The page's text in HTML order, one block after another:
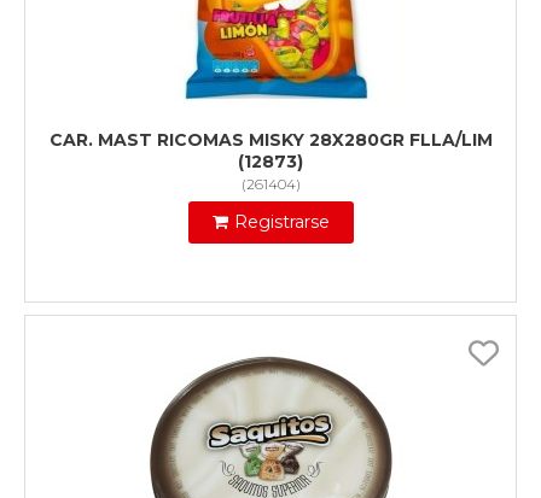
CAR. MAST RICOMAS MISKY 28X280GR FLLA/LIM
(12873)
(261404)
Registrarse